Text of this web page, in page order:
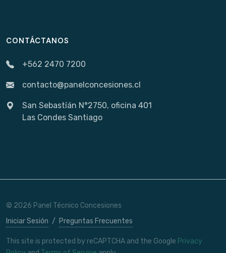
CONTÁCTANOS
+562 2470 7200
contacto@panelconcesiones.cl
San Sebastíán N°2750, oficina 401
Las Condes Santiago
© 2026 Panel Técnico Concesiones
Iniciar Sesión / Preguntas Frecuentes
This site is protected by reCAPTCHA and the Google Privacy